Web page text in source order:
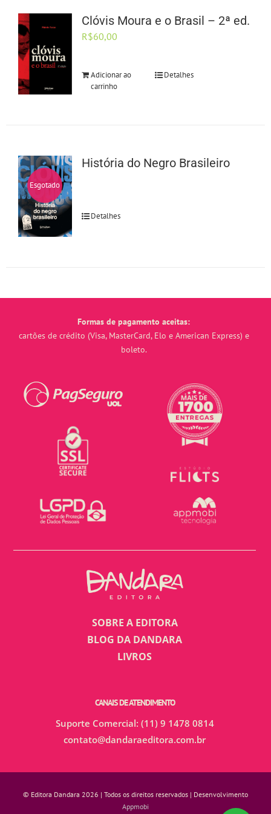
Clóvis Moura e o Brasil – 2ª ed.
R$60,00
Adicionar ao
carrinho
Detalhes
Esgotado
História do Negro Brasileiro
Detalhes
Formas de pagamento aceitas:
cartões de crédito (Visa, MasterCard, Elo e American Express) e
boleto.
SOBRE A EDITORA
BLOG DA DANDARA
LIVROS
CANAIS DE ATENDIMENTO
Suporte Comercial: (11) 9 1478 0814
contato@dandaraeditora.com.br
© Editora Dandara 2026 | Todos os direitos reservados | Desenvolvimento
Appmobi